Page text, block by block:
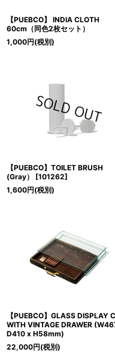
【PUEBCO】 INDIA CLOTH
60cm（同色2枚セット）
1,000円(税別)
【PUEBCO】TOILET BRUSH
(Gray）
[101262]
1,600円(税別)
【PUEBCO】GLASS DISPLAY
WITH VINTAGE DRAWER
D410 x H58mm)
22,000円(税別)